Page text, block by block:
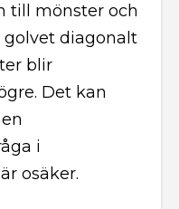
till mönster och
diagonalt
blir
Det kan
i
osäker.